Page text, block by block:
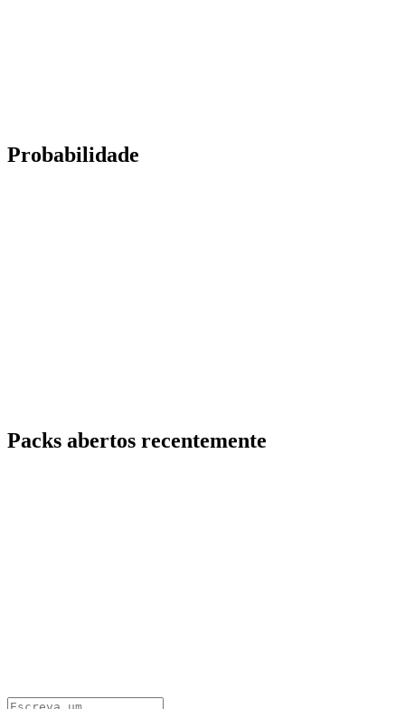
Probabilidade
Packs abertos recentemente